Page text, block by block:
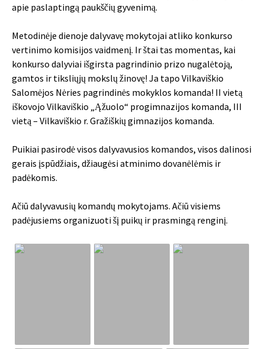
apie paslaptingą paukščių gyvenimą.
Metodinėje dienoje dalyvavę mokytojai atliko konkurso
vertinimo komisijos vaidmenį. Ir štai tas momentas, kai
konkurso dalyviai išgirsta pagrindinio prizo nugalėtoją,
gamtos ir tiksliųjų mokslų žinovę! Ja tapo Vilkaviškio
Salomėjos Nėries pagrindinės mokyklos komanda! II vietą
iškovojo Vilkaviškio „Ąžuolo“ progimnazijos komanda, III
vietą – Vilkaviškio r. Gražiškių gimnazijos komanda.
Puikiai pasirodė visos dalyvavusios komandos, visos dalinosi
gerais įspūdžiais, džiaugėsi atminimo dovanėlėmis ir
padėkomis.
Ačiū dalyvavusių komandų mokytojams. Ačiū visiems
padėjusiems organizuoti šį puikų ir prasmingą renginį.